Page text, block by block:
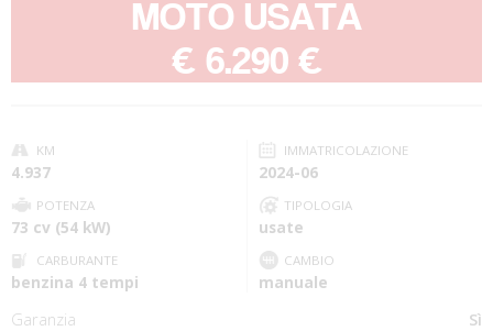
MOTO USATA
€ 6.290 €
KM
4.937
IMMATRICOLAZIONE
2024-06
POTENZA
73 cv (54 kW)
TIPOLOGIA
usate
CARBURANTE
benzina 4 tempi
CAMBIO
manuale
Garanzia
Sì